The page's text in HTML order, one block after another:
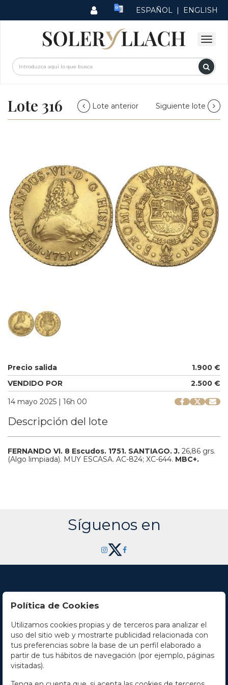
ESPAÑOL | ENGLISH
Lote 316 Lote anterior Siguiente lote
Precio salida
1.900 €
VENDIDO POR
2.500 €
14 mayo 2025 | 16h 00
Descripción del lote
FERNANDO VI. 8 Escudos. 1751. SANTIAGO.J. 26,86 grs.
(Algo limpiada). MUY ESCASA. AC-824; XC-644. MBC+.
Síguenos en
Contacto
Horario
La empresa
Política de Cookies
Utilizamos cookies propias y de terceros para analizar el
uso del sitio web y mostrarte publicidad relacionada con
tus preferencias sobre la base de un perfil elaborado a
partir de tus hábitos de navegación (por ejemplo, páginas
visitadas).